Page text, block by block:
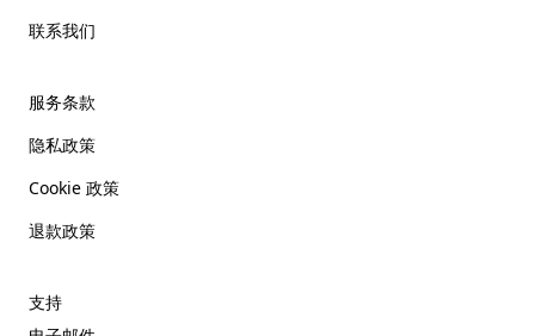
联系我们
服务条款
隐私政策
Cookie 政策
退款政策
支持